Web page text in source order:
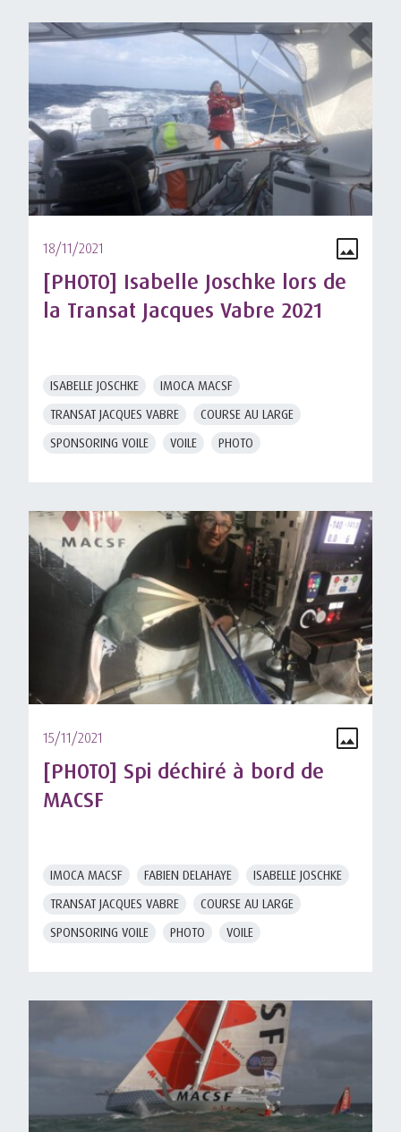
18/11/2021
[PHOTO] Isabelle Joschke lors de
la Transat Jacques Vabre 2021
ISABELLE JOSCHKE
IMOCA MACSF
TRANSAT JACQUES VABRE
COURSE AU LARGE
SPONSORING VOILE
VOILE PHOTO
15/11/2021
[PHOTO] Spi déchiré à bord de
MACSF
IMOCA MACSF FABIEN DELAHAYE
ISABELLE JOSCHKE
TRANSAT JACQUES VABRE
COURSE AU LARGE
SPONSORING VOILE
PHOTO VOILE